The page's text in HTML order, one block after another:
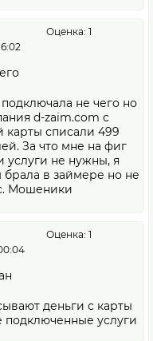
Оценка: 1
не чего но
d-zaim.com с
карты списали 499
За что мне на фиг
услуги не нужны, я
брала в займере но не
Мошеники
Оценка: 1
деньги с карты
подключенные услуги